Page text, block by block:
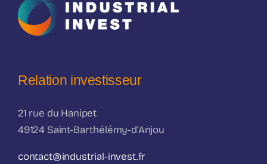
Relation investisseur
21 rue du Hanipet
49124 Saint-Barthélémy-d’Anjou
contact@industrial-invest.fr